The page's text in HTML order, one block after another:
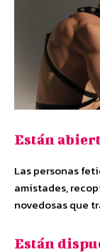
Están
Las personas
amistades,
novedosas que
Están